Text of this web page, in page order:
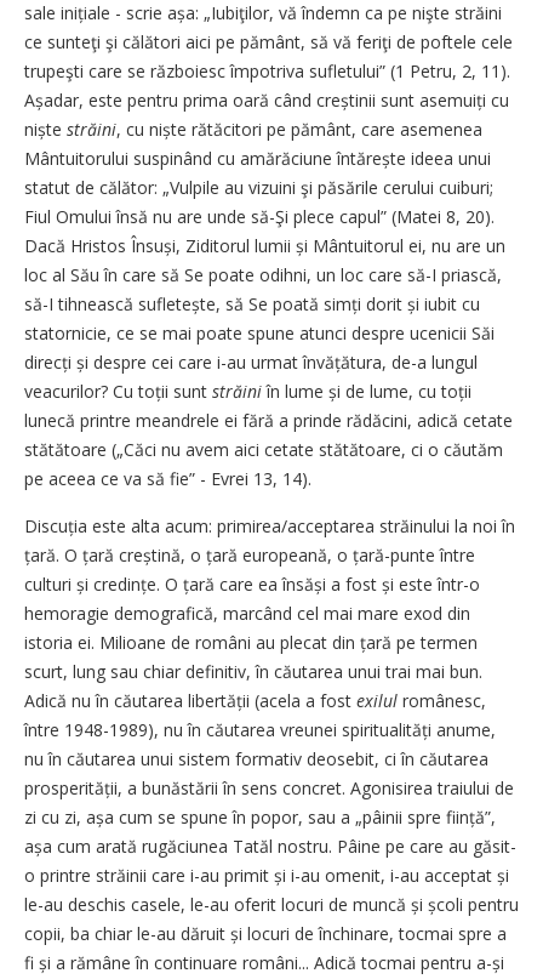
sale inițiale - scrie așa: „Iubiţilor, vă îndemn ca pe nişte străini
ce sunteţi şi călători aici pe pământ, să vă feriţi de poftele cele
trupeşti care se războiesc împotriva sufletului” (1 Petru, 2, 11).
Așadar, este pentru prima oară când creștinii sunt asemuiți cu
niște străini, cu niște rătăcitori pe pământ, care asemenea
Mântuitorului suspinând cu amărăciune întărește ideea unui
statut de călător: „Vulpile au vizuini şi păsările cerului cuiburi;
Fiul Omului însă nu are unde să-Şi plece capul” (Matei 8, 20).
Dacă Hristos Însuși, Ziditorul lumii și Mântuitorul ei, nu are un
loc al Său în care să Se poate odihni, un loc care să-I priască,
să-I tihnească sufletește, să Se poată simți dorit și iubit cu
statornicie, ce se mai poate spune atunci despre ucenicii Săi
direcți și despre cei care i-au urmat învățătura, de-a lungul
veacurilor? Cu toții sunt străiniîn lume și de lume, cu toții
lunecă printre meandrele ei fără a prinde rădăcini, adică cetate
stătătoare („Căci nu avem aici cetate stătătoare, ci o căutăm
pe aceea ce va să fie” - Evrei 13, 14).
Discuția este alta acum: primirea/acceptarea străinului la noi în
țară. O țară creștină, o țară europeană, o țară-punte între
culturi și credințe. O țară care ea însăși a fost și este într-o
hemoragie demografică, marcând cel mai mare exod din
istoria ei. Milioane de români au plecat din țară pe termen
scurt, lung sau chiar definitiv, în căutarea unui trai mai bun.
Adică nu în căutarea libertății (acela a fost exilul românesc,
între 1948-1989), nu în căutarea vreunei spiritualități anume,
nu în căutarea unui sistem formativ deosebit, ci în căutarea
prosperității, a bunăstării în sens concret. Agonisirea traiului de
zi cu zi, așa cum se spune în popor, sau a „pâinii spre ființă”,
așa cum arată rugăciunea Tatăl nostru. Pâine pe care au găsit-
o printre străinii care i-au primit și i-au omenit, i-au acceptat și
le-au deschis casele, le-au oferit locuri de muncă și școli pentru
copii, ba chiar le-au dăruit și locuri de închinare, tocmai spre a
fi și a rămâne în continuare români... Adică tocmai pentru a-și